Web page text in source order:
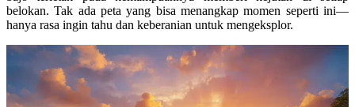
belokan. Tak ada peta yang bisa menangkap momen seperti ini—
hanya rasa ingin tahu dan keberanian untuk mengeksplor.